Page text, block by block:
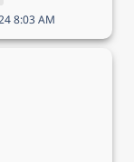
8:03 AM
Ισλανδία → 7